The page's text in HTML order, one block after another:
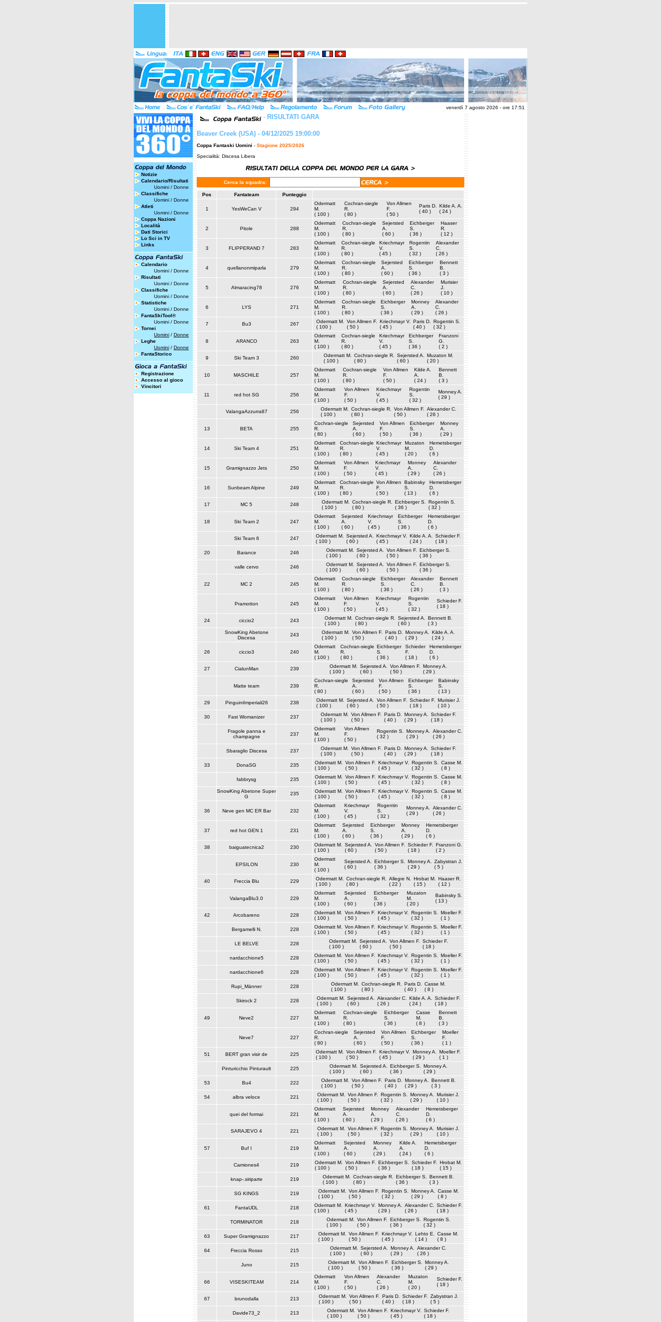
venerdì 7 agosto 2026 - ore 17:51
Notizie
Calendario/Risultati
Uomini / Donne
Classifiche
Uomini / Donne
Atleti
Uomini / Donne
Coppa Nazioni
Località
Dati Storici
Lo Sci in TV
Links
Calendario
Uomini / Donne
Risultati
Uomini / Donne
Classifiche
Uomini / Donne
Statistiche
Uomini / Donne
FantaSkiTool®
Uomini / Donne
Tornei
Uomini / Donne
Leghe
Uomini / Donne
FantaStorico
Registrazione
Accesso al gioco
Vincitori
- RISULTATI GARA
Beaver Creek (USA) - 04/12/2025 19:00:00
Coppa Fantaski Uomini - Stagione 2025/2026
Specialità: Discesa Libera
Cerca la squadra:
Pos Fantateam Punteggio
1 YesWeCan V 294
Odermatt
M.
( 100 )
Cochran-siegle
R.
( 80 )
Von Allmen
F.
( 50 )
Paris D.
( 40 )
Kilde A. A.
( 24 )
2 Pitole 288
Odermatt
M.
( 100 )
Cochran-siegle
R.
( 80 )
Sejersted
A.
( 60 )
Eichberger
S.
( 36 )
Haaser
R.
( 12 )
3 FLIPPERAND 7 283
Odermatt
M.
( 100 )
Cochran-siegle
R.
( 80 )
Kriechmayr
V.
( 45 )
Rogentin
S.
( 32 )
Alexander
C.
( 26 )
4 quellanonmiparla 279
Odermatt
M.
( 100 )
Cochran-siegle
R.
( 80 )
Sejersted
A.
( 60 )
Eichberger
S.
( 36 )
Bennett
B.
( 3 )
5 Almaracing78 276
Odermatt
M.
( 100 )
Cochran-siegle
R.
( 80 )
Sejersted
A.
( 60 )
Alexander
C.
( 26 )
Murisier
J.
( 10 )
6 LYS 271
Odermatt
M.
( 100 )
Cochran-siegle
R.
( 80 )
Eichberger
S.
( 36 )
Monney
A.
( 29 )
Alexander
C.
( 26 )
7 Bu3 267
Odermatt M.
( 100 )
Von Allmen F.
( 50 )
Kriechmayr V.
( 45 )
Paris D.
( 40 )
Rogentin S.
( 32 )
8 ARANCO 263
Odermatt
M.
( 100 )
Cochran-siegle
R.
( 80 )
Kriechmayr
V.
( 45 )
Eichberger
S.
( 36 )
Franzoni
G.
( 2 )
9 Ski Team 3 260
Odermatt M.
( 100 )
Cochran-siegle R.
( 80 )
Sejersted A.
( 60 )
Muzaton M.
( 20 )
10 MASCHILE 257
Odermatt
M.
( 100 )
Cochran-siegle
R.
( 80 )
Von Allmen
F.
( 50 )
Kilde A.
A.
( 24 )
Bennett
B.
( 3 )
11 red hot SG 256
Odermatt
M.
( 100 )
Von Allmen
F.
( 50 )
Kriechmayr
V.
( 45 )
Rogentin
S.
( 32 )
Monney A.
( 29 )
ValangaAzzurra87 256
Odermatt M.
( 100 )
Cochran-siegle R.
( 80 )
Von Allmen F.
( 50 )
Alexander C.
( 26 )
13 BETA 255
Cochran-siegle
R.
( 80 )
Sejersted
A.
( 60 )
Von Allmen
F.
( 50 )
Eichberger
S.
( 36 )
Monney
A.
( 29 )
14 Ski Team 4 251
Odermatt
M.
( 100 )
Cochran-siegle
R.
( 80 )
Kriechmayr
V.
( 45 )
Muzaton
M.
( 20 )
Hemetsberger
D.
( 6 )
15 Gramignazzo Jets 250
Odermatt
M.
( 100 )
Von Allmen
F.
( 50 )
Kriechmayr
V.
( 45 )
Monney
A.
( 29 )
Alexander
C.
( 26 )
16 Sunbeam Alpine 249
Odermatt
M.
( 100 )
Cochran-siegle
R.
( 80 )
Von Allmen
F.
( 50 )
Babinsky
S.
( 13 )
Hemetsberger
D.
( 6 )
17 MC 5 248
Odermatt M.
( 100 )
Cochran-siegle R.
( 80 )
Eichberger S.
( 36 )
Rogentin S.
( 32 )
18 Ski Team 2 247
Odermatt
M.
( 100 )
Sejersted
A.
( 60 )
Kriechmayr
V.
( 45 )
Eichberger
S.
( 36 )
Hemetsberger
D.
( 6 )
Ski Team 6 247
Odermatt M.
( 100 )
Sejersted A.
( 60 )
Kriechmayr V.
( 45 )
Kilde A. A.
( 24 )
Schieder F.
( 18 )
20 Barance 246
Odermatt M.
( 100 )
Sejersted A.
( 60 )
Von Allmen F.
( 50 )
Eichberger S.
( 36 )
valle cervo 246
Odermatt M.
( 100 )
Sejersted A.
( 60 )
Von Allmen F.
( 50 )
Eichberger S.
( 36 )
22 MC 2 245
Odermatt
M.
( 100 )
Cochran-siegle
R.
( 80 )
Eichberger
S.
( 36 )
Alexander
C.
( 26 )
Bennett
B.
( 3 )
Pramotton 245
Odermatt
M.
( 100 )
Von Allmen
F.
( 50 )
Kriechmayr
V.
( 45 )
Rogentin
S.
( 32 )
Schieder F.
( 18 )
24 ciccio2 243
Odermatt M.
( 100 )
Cochran-siegle R.
( 80 )
Sejersted A.
( 60 )
Bennett B.
( 3 )
SnowKing Abetone
Discesa
243
Odermatt M.
( 100 )
Von Allmen F.
( 50 )
Paris D.
( 40 )
Monney A.
( 29 )
Kilde A. A.
( 24 )
26 ciccio3 240
Odermatt
M.
( 100 )
Cochran-siegle
R.
( 80 )
Eichberger
S.
( 36 )
Schieder
F.
( 18 )
Hemetsberger
D.
( 6 )
27 CialunMan 239
Odermatt M.
( 100 )
Sejersted A.
( 60 )
Von Allmen F.
( 50 )
Monney A.
( 29 )
Matte team 239
Cochran-siegle
R.
( 80 )
Sejersted
A.
( 60 )
Von Allmen
F.
( 50 )
Eichberger
S.
( 36 )
Babinsky
S.
( 13 )
29 PinguiniImperiali26 238
Odermatt M.
( 100 )
Sejersted A.
( 60 )
Von Allmen F.
( 50 )
Schieder F.
( 18 )
Murisier J.
( 10 )
30 Fast Womanizer 237
Odermatt M.
( 100 )
Von Allmen F.
( 50 )
Paris D.
( 40 )
Monney A.
( 29 )
Schieder F.
( 18 )
Fragole panna e
champagne
237
Odermatt
M.
( 100 )
Von Allmen
F.
( 50 )
Rogentin S.
( 32 )
Monney A.
( 29 )
Alexander C.
( 26 )
Sbaraglio Discesa 237
Odermatt M.
( 100 )
Von Allmen F.
( 50 )
Paris D.
( 40 )
Monney A.
( 29 )
Schieder F.
( 18 )
33 DonaSG 235
Odermatt M.
( 100 )
Von Allmen F.
( 50 )
Kriechmayr V.
( 45 )
Rogentin S.
( 32 )
Casse M.
( 8 )
fabbrysg 235
Odermatt M.
( 100 )
Von Allmen F.
( 50 )
Kriechmayr V.
( 45 )
Rogentin S.
( 32 )
Casse M.
( 8 )
SnowKing Abetone Super
G
235
Odermatt M.
( 100 )
Von Allmen F.
( 50 )
Kriechmayr V.
( 45 )
Rogentin S.
( 32 )
Casse M.
( 8 )
36 Neve gen MC ER Bar 232
Odermatt
M.
( 100 )
Kriechmayr
V.
( 45 )
Rogentin
S.
( 32 )
Monney A.
( 29 )
Alexander C.
( 26 )
37 red hot GEN 1 231
Odermatt
M.
( 100 )
Sejersted
A.
( 60 )
Eichberger
S.
( 36 )
Monney
A.
( 29 )
Hemetsberger
D.
( 6 )
38 baiguatecnica2 230
Odermatt M.
( 100 )
Sejersted A.
( 60 )
Von Allmen F.
( 50 )
Schieder F.
( 18 )
Franzoni G.
( 2 )
EPSILON 230
Odermatt
M.
( 100 )
Sejersted A.
( 60 )
Eichberger S.
( 36 )
Monney A.
( 29 )
Zabystran J.
( 5 )
40 Freccia Blu 229
Odermatt M.
( 100 )
Cochran-siegle R.
( 80 )
Allegre N.
( 22 )
Hrobat M.
( 15 )
Haaser R.
( 12 )
ValangaBlu3.0 229
Odermatt
M.
( 100 )
Sejersted
A.
( 60 )
Eichberger
S.
( 36 )
Muzaton
M.
( 20 )
Babinsky S.
( 13 )
42 Arcobareno 228
Odermatt M.
( 100 )
Von Allmen F.
( 50 )
Kriechmayr V.
( 45 )
Rogentin S.
( 32 )
Moeller F.
( 1 )
Bergamelli N. 228
Odermatt M.
( 100 )
Von Allmen F.
( 50 )
Kriechmayr V.
( 45 )
Rogentin S.
( 32 )
Moeller F.
( 1 )
LE BELVE 228
Odermatt M.
( 100 )
Sejersted A.
( 60 )
Von Allmen F.
( 50 )
Schieder F.
( 18 )
nardacchione5 228
Odermatt M.
( 100 )
Von Allmen F.
( 50 )
Kriechmayr V.
( 45 )
Rogentin S.
( 32 )
Moeller F.
( 1 )
nardacchione6 228
Odermatt M.
( 100 )
Von Allmen F.
( 50 )
Kriechmayr V.
( 45 )
Rogentin S.
( 32 )
Moeller F.
( 1 )
Rupi_Männer 228
Odermatt M.
( 100 )
Cochran-siegle R.
( 80 )
Paris D.
( 40 )
Casse M.
( 8 )
Skirock 2 228
Odermatt M.
( 100 )
Sejersted A.
( 60 )
Alexander C.
( 26 )
Kilde A. A.
( 24 )
Schieder F.
( 18 )
49 Neve2 227
Odermatt
M.
( 100 )
Cochran-siegle
R.
( 80 )
Eichberger
S.
( 36 )
Casse
M.
( 8 )
Bennett
B.
( 3 )
Neve7 227
Cochran-siegle
R.
( 80 )
Sejersted
A.
( 60 )
Von Allmen
F.
( 50 )
Eichberger
S.
( 36 )
Moeller
F.
( 1 )
51 BERT gran visir de 225
Odermatt M.
( 100 )
Von Allmen F.
( 50 )
Kriechmayr V.
( 45 )
Monney A.
( 29 )
Moeller F.
( 1 )
Pinturicchio Pinturault 225
Odermatt M.
( 100 )
Sejersted A.
( 60 )
Eichberger S.
( 36 )
Monney A.
( 29 )
53 Bu4 222
Odermatt M.
( 100 )
Von Allmen F.
( 50 )
Paris D.
( 40 )
Monney A.
( 29 )
Bennett B.
( 3 )
54 albra veloce 221
Odermatt M.
( 100 )
Von Allmen F.
( 50 )
Rogentin S.
( 32 )
Monney A.
( 29 )
Murisier J.
( 10 )
quei del formai 221
Odermatt
M.
( 100 )
Sejersted
A.
( 60 )
Monney
A.
( 29 )
Alexander
C.
( 26 )
Hemetsberger
D.
( 6 )
SARAJEVO 4 221
Odermatt M.
( 100 )
Von Allmen F.
( 50 )
Rogentin S.
( 32 )
Monney A.
( 29 )
Murisier J.
( 10 )
57 Buf I 219
Odermatt
M.
( 100 )
Sejersted
A.
( 60 )
Monney
A.
( 29 )
Kilde A.
A.
( 24 )
Hemetsberger
D.
( 6 )
Camiones4 219
Odermatt M.
( 100 )
Von Allmen F.
( 50 )
Eichberger S.
( 36 )
Schieder F.
( 18 )
Hrobat M.
( 15 )
knap-.siriparte 219
Odermatt M.
( 100 )
Cochran-siegle R.
( 80 )
Eichberger S.
( 36 )
Bennett B.
( 3 )
SG KINGS 219
Odermatt M.
( 100 )
Von Allmen F.
( 50 )
Rogentin S.
( 32 )
Monney A.
( 29 )
Casse M.
( 8 )
61 FantaUDL 218
Odermatt M.
( 100 )
Kriechmayr V.
( 45 )
Monney A.
( 29 )
Alexander C.
( 26 )
Schieder F.
( 18 )
TORMINATOR 218
Odermatt M.
( 100 )
Von Allmen F.
( 50 )
Eichberger S.
( 36 )
Rogentin S.
( 32 )
63 Super Gramignazzo 217
Odermatt M.
( 100 )
Von Allmen F.
( 50 )
Kriechmayr V.
( 45 )
Lehto E.
( 14 )
Casse M.
( 8 )
64 Freccia Rosso 215
Odermatt M.
( 100 )
Sejersted A.
( 60 )
Monney A.
( 29 )
Alexander C.
( 26 )
Juno 215
Odermatt M.
( 100 )
Von Allmen F.
( 50 )
Eichberger S.
( 36 )
Monney A.
( 29 )
66 VISESKITEAM 214
Odermatt
M.
( 100 )
Von Allmen
F.
( 50 )
Alexander
C.
( 26 )
Muzaton
M.
( 20 )
Schieder F.
( 18 )
67 brunodalla 213
Odermatt M.
( 100 )
Von Allmen F.
( 50 )
Paris D.
( 40 )
Schieder F.
( 18 )
Zabystran J.
( 5 )
Davide73_2 213
Odermatt M.
( 100 )
Von Allmen F.
( 50 )
Kriechmayr V.
( 45 )
Schieder F.
( 18 )